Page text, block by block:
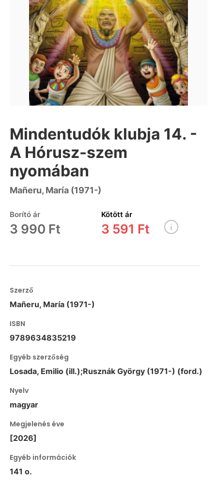
Mindentudók klubja 14. -
A Hórusz-szem
nyomában
Mañeru, María (1971-)
Borító ár
3 990 Ft
Kötött ár
3 591 Ft
Szerző
Mañeru, María (1971-)
ISBN
9789634835219
Egyéb szerzőség
Losada, Emilio (ill.);Rusznák György (1971-) (ford.)
Nyelv
magyar
Megjelenés éve
[2026]
Egyéb információk
141 o.